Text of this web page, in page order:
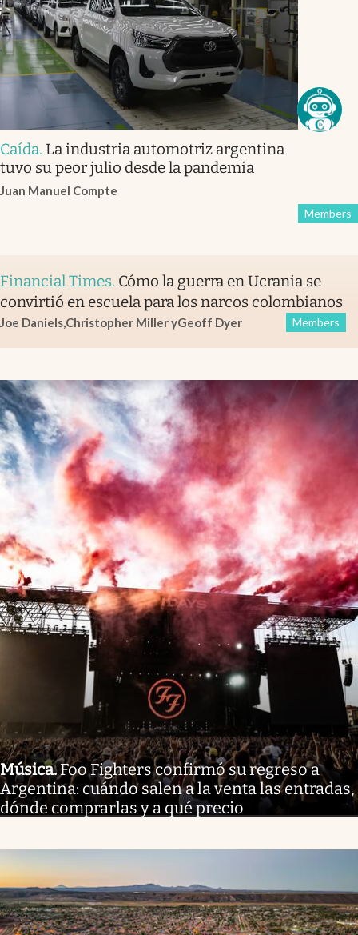
Caída. La industria automotriz argentina
tuvo su peor julio desde la pandemia
Juan Manuel Compte
Members
Financial Times. Cómo la guerra en Ucrania se
convirtió en escuela para los narcos colombianos
Joe Daniels,Christopher MilleryGeoff Dyer Members
Música.Foo Fighters confirmó su regreso a
Argentina: cuándo salen a la venta las entradas,
dónde comprarlas y a qué precio